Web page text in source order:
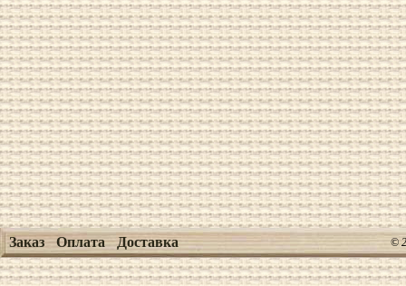
Заказ Оплата Доставка ©